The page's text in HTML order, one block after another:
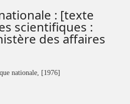
: [texte
scientifiques :
des affaires
nationale, [1976]